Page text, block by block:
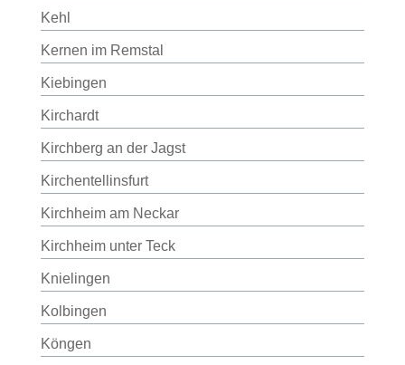
Kehl
Kernen im Remstal
Kiebingen
Kirchardt
Kirchberg an der Jagst
Kirchentellinsfurt
Kirchheim am Neckar
Kirchheim unter Teck
Knielingen
Kolbingen
Köngen